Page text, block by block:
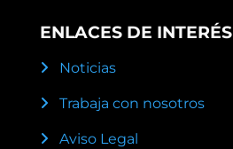
ENLACES DE INTERÉS
Noticias
Trabaja con nosotros
Aviso Legal